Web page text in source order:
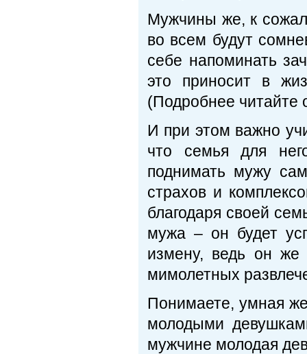
Мужчины же, к
во всем будут
себе напоминать
это приносит в
(Подробнее читайте
И при этом важно
что семья для
поднимать мужу
страхов и
благодаря своей
мужа – он будет
измену, ведь он
мимолетных
Понимаете, умная
молодыми
мужчине молодая